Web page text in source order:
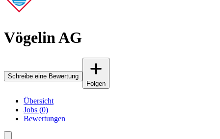
Vögelin AG
Schreibe eine Bewertung
Folgen
Übersicht
Jobs (0)
Bewertungen